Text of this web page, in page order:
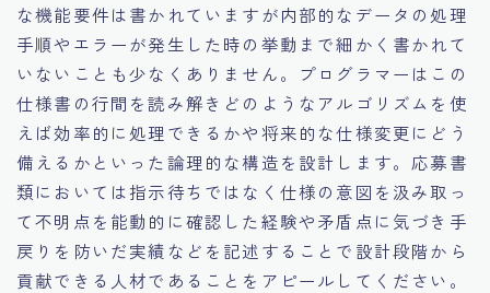
な機能要件は書かれていますが内部的なデータの処理
手順やエラーが発生した時の挙動まで細かく書かれて
いないことも少なくありません。プログラマーはこの
仕様書の行間を読み解きどのようなアルゴリズムを使
えば効率的に処理できるかや将来的な仕様変更にどう
備えるかといった論理的な構造を設計します。応募書
類においては指示待ちではなく仕様の意図を汲み取っ
て不明点を能動的に確認した経験や矛盾点に気づき手
戻りを防いだ実績などを記述することで設計段階から
貢献できる人材であることをアピールしてください。